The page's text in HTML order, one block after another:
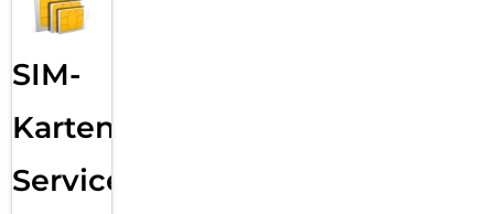
SIM-
Karten
Service: